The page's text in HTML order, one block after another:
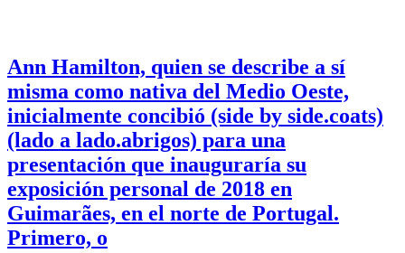
Ann Hamilton, quien se describe a sí
misma como nativa del Medio Oeste,
inicialmente concibió (side by side.coats)
(lado a lado.abrigos) para una
presentación que inauguraría su
exposición personal de 2018 en
Guimarães, en el norte de Portugal.
Primero, o